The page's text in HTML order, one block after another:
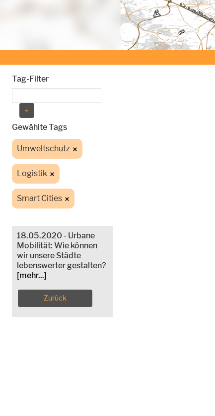
Tag-Filter
Gewählte Tags
Umweltschutz
Logistik
Smart Cities
18.05.2020 - Urbane
Mobilität: Wie können
wir unsere Städte
lebenswerter gestalten?
[mehr...]
Zurück